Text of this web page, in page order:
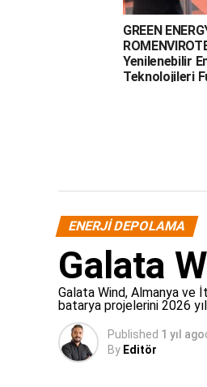
GREEN
Yenilenebilir
Teknolojileri
ENERJI DEPOLAMA
Galata
Galata Wind, Almanya ve
batarya projelerini 2026
Published 1 yıl ago
By Editör